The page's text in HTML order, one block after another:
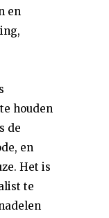
en
houden
de
en
Het is
te